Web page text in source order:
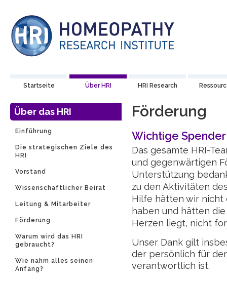
Startseite Über HRI HRI Research
Über das HRI
Einführung
Die strategischen Ziele des
HRI
Vorstand
Wissenschaftlicher Beirat
Leitung & Mitarbeiter
Förderung
Warum wird das HRI
gebraucht?
Wie nahm alles seinen
Anfang?
Förderung
Wichtige Spender
Das gesamte HRI-
und gegenwärtigen
Unterstützung
zu den Aktivitäten
Hilfe hätten wir nicht
haben und hätten
Herzen liegt, nicht
Unser Dank gilt
der persönlich für
verantwortlich ist.